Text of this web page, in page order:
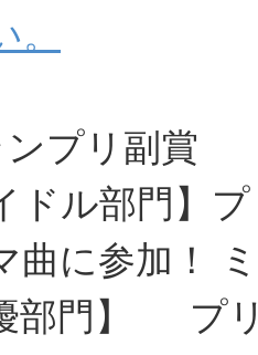
プリ副賞
ドル部門】
曲に参加！
部門】 プ